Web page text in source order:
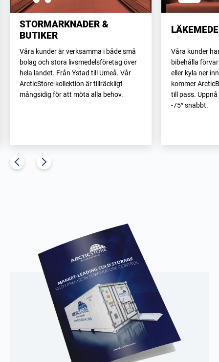
STORMARKNADER &
BUTIKER
Våra kunder är verksamma i både små
bolag och stora livsmedelsföretag över
hela landet. Från Ystad till Umeå. Vår
ArcticStore-kollektion är tillräckligt
mångsidig för att möta alla behov.
Våra kunder
bibehålla
eller kyla ner
kommer
till pass.
-75° snabbt.